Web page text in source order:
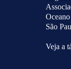
Oceano
São
Veja a